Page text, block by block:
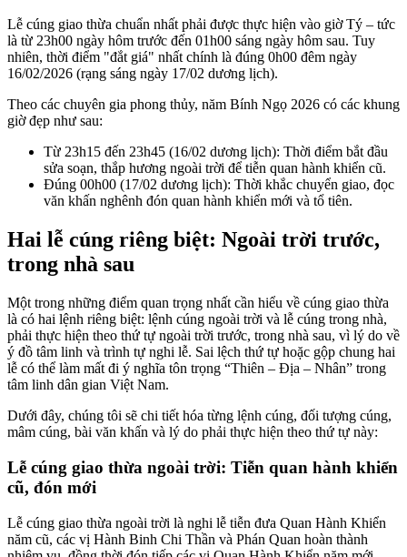
Lễ cúng giao thừa chuẩn nhất phải được thực hiện vào giờ Tý – tức
là từ 23h00 ngày hôm trước đến 01h00 sáng ngày hôm sau. Tuy
nhiên, thời điểm "đắt giá" nhất chính là đúng 0h00 đêm ngày
16/02/2026 (rạng sáng ngày 17/02 dương lịch).
Theo các chuyên gia phong thủy, năm Bính Ngọ 2026 có các khung
giờ đẹp như sau:
Từ 23h15 đến 23h45 (16/02 dương lịch): Thời điểm bắt đầu
sửa soạn, thắp hương ngoài trời để tiễn quan hành khiển cũ.
Đúng 00h00 (17/02 dương lịch): Thời khắc chuyển giao, đọc
văn khấn nghênh đón quan hành khiển mới và tổ tiên.
Hai lễ cúng riêng biệt: Ngoài trời trước,
trong nhà sau
Một trong những điểm quan trọng nhất cần hiểu về cúng giao thừa
là có hai lệnh riêng biệt: lệnh cúng ngoài trời và lễ cúng trong nhà,
phải thực hiện theo thứ tự ngoài trời trước, trong nhà sau, vì lý do về
ý đồ tâm linh và trình tự nghi lễ. Sai lệch thứ tự hoặc gộp chung hai
lễ có thể làm mất đi ý nghĩa tôn trọng “Thiên – Địa – Nhân” trong
tâm linh dân gian Việt Nam.
Dưới đây, chúng tôi sẽ chi tiết hóa từng lệnh cúng, đối tượng cúng,
mâm cúng, bài văn khấn và lý do phải thực hiện theo thứ tự này:
Lễ cúng giao thừa ngoài trời: Tiễn quan hành khiển
cũ, đón mới
Lễ cúng giao thừa ngoài trời là nghi lễ tiễn đưa Quan Hành Khiển
năm cũ, các vị Hành Binh Chi Thần và Phán Quan hoàn thành